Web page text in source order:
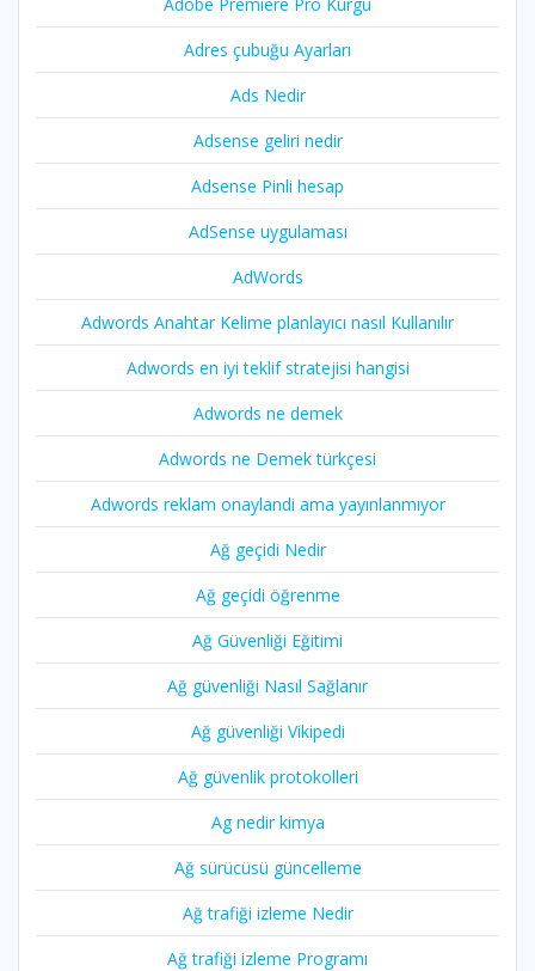
Adres çubuğu Ayarları
Ads Nedir
Adsense geliri nedir
Adsense Pinli hesap
AdSense uygulaması
AdWords
Adwords Anahtar Kelime planlayıcı nasıl Kullanılır
Adwords en iyi teklif stratejisi hangisi
Adwords ne demek
Adwords ne Demek türkçesi
Adwords reklam onaylandi ama yayınlanmıyor
Ağ geçidi Nedir
Ağ geçidi öğrenme
Ağ Güvenliği Eğitimi
Ağ güvenliği Nasıl Sağlanır
Ağ güvenliği Vikipedi
Ağ güvenlik protokolleri
Ag nedir kimya
Ağ sürücüsü güncelleme
Ağ trafiği izleme Nedir
Ağ trafiği izleme Programı